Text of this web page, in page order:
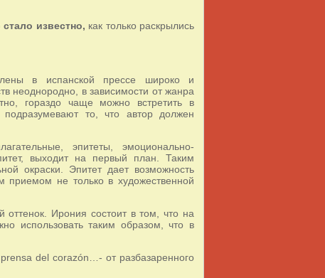
стало известно, как только раскрылись
в испанской прессе широко и
неоднородно, в зависимости от жанра
гораздо чаще можно встретить в
то, что автор должен
эпитеты, эмоционально-
выходит на первый план. Таким
окраски. Эпитет дает возможность
приемом не только в художественной
Ирония состоит в том, что на
использовать таким образом, что в
del corazón…- от разбазаренного